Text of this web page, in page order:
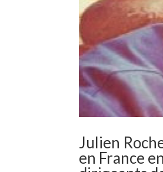
Julien
en France